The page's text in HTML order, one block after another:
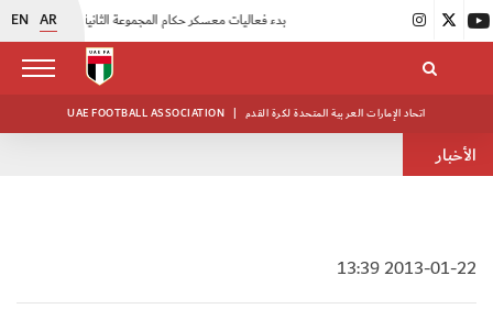
EN AR |
UAE FOOTBALL ASSOCIATION | اتحاد الإمارات العربية المتحدة لكرة القدم
الأخبار
2013-01-22 13:39